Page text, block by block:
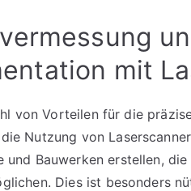
mit
von Vorteilen für die
Nutzung von
Bauwerken erstellen,
Dies ist besonders